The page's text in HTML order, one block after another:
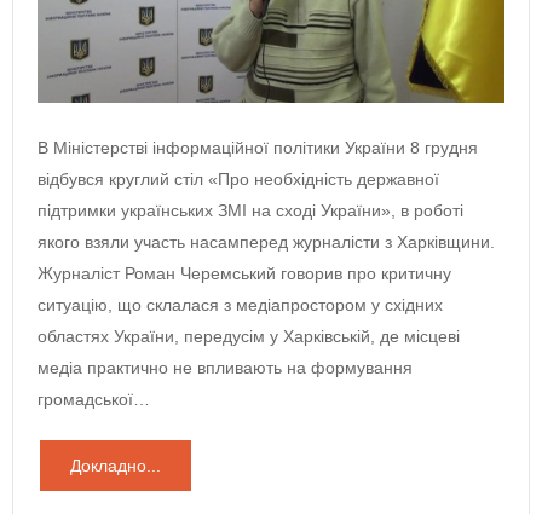
В Міністерстві інформаційної політики України 8 грудня
відбувся круглий стіл «Про необхідність державної
підтримки українських ЗМІ на сході України», в роботі
якого взяли участь насамперед журналісти з Харківщини.
Журналіст Роман Черемський говорив про критичну
ситуацію, що склалася з медіапростором у східних
областях України, передусім у Харківській, де місцеві
медіа практично не впливають на формування
громадської…
Докладно...